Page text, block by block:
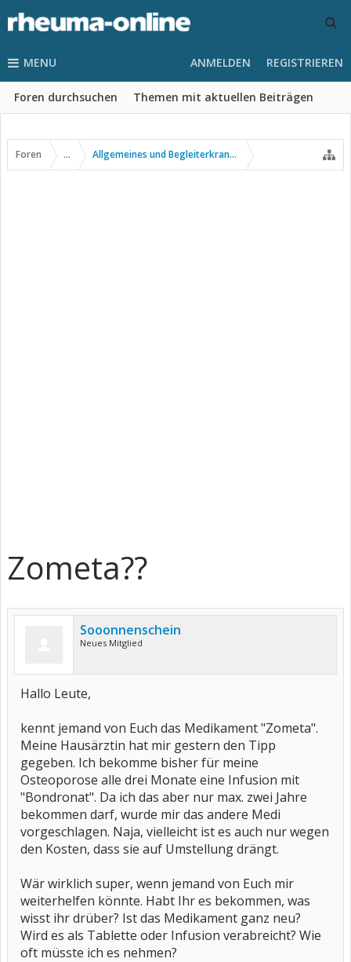
MENU
Foren durchsuchen Themen mit aktuellen Beiträgen
ANMELDEN REGISTRIEREN
Foren ... Allgemeines und Begleiterkrankungen
Zometa??
Sooonnenschein
Neues Mitglied
Hallo Leute,
kennt jemand von Euch das Medikament "Zometa".
Meine Hausärztin hat mir gestern den Tipp
gegeben. Ich bekomme bisher für meine
Osteoporose alle drei Monate eine Infusion mit
"Bondronat". Da ich das aber nur max. zwei Jahre
bekommen darf, wurde mir das andere Medi
vorgeschlagen. Naja, vielleicht ist es auch nur wegen
den Kosten, dass sie auf Umstellung drängt.
Wär wirklich super, wenn jemand von Euch mir
weiterhelfen könnte. Habt Ihr es bekommen, was
wisst ihr drüber? Ist das Medikament ganz neu?
Wird es als Tablette oder Infusion verabreicht? Wie
oft müsste ich es nehmen?